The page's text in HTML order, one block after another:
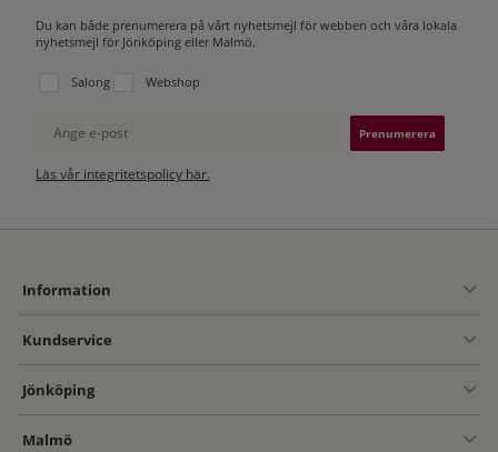
Du kan både prenumerera på vårt nyhetsmejl för webben och våra lokala
nyhetsmejl för Jönköping eller Malmö.
Välj vilken lista du vill prenumerera på:
Salong Webshop
Ange e-post
Läs vår integritetspolicy här.
Information
Kundservice
Jönköping
Malmö